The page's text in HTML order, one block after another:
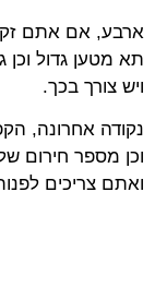
ארבע, אם אתם
תא מטען גדול וכן
ויש צורך בכך.
נקודה אחרונה,
וכן מספר חירום
ואתם צריכים